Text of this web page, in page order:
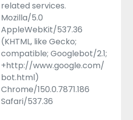
related services.
Mozilla/5.0
AppleWebKit/537.36
(KHTML, like Gecko;
compatible; Googlebot/2.1;
+http://www.google.com/
bot.html)
Chrome/150.0.7871.186
Safari/537.36